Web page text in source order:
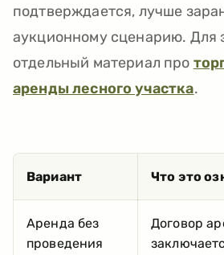
подтверждается, лучше
аукционному сценарию. Для
отдельный материал про
аренды лесного участка.
Вариант Что это
Аренда без
проведения
Договор